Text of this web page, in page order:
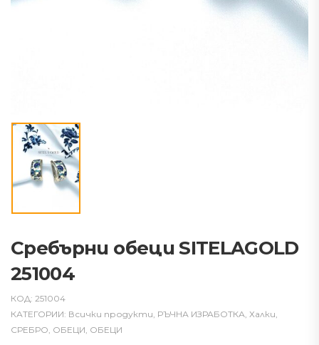
Сребърни обеци SITELAGOLD
251004
КОД: 251004
КАТЕГОРИИ: Всички продукти, РЪЧНА ИЗРАБОТКА, Халки,
СРЕБРО, ОБЕЦИ, ОБЕЦИ